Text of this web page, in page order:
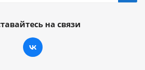
на связи